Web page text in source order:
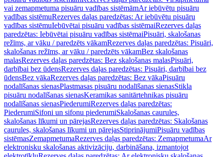
vai zemapmetuma pisuāru vadības sistēmāmAr iebūvētu pisuāru
vadības sistēmuRezerves daļas paredzētas: Ar iebūvētu pisuāru
vadības sistēmuIebūvētai pisuāru vadības sistēmaiRezerves daļas
paredzētas: Iebūvētai pisuāru vadības sistēmaiPisuāri, skalošanas
režīms, ar vāku / paredzēts vākamRezerves daļas paredzētas: Pisuāri,
skalošanas režīms, ar vāku / paredzēts vākamBez skalošanas
malasRezerves daļas paredzētas: Bez skalošanas malasPisuāri,
darbībai bez ūdensRezerves daļas paredzētas: Pisuāri, darbībai bez
ūdensBez vākaRezerves daļas paredzētas: Bez vākaPisuāru
nodalīšanas sienasPlastmasas pisuāru nodalīšanas sienasStikla
pisuāru nodalīšanas sienasKeramikas sanitārtehnikas pisuāru
nodalīšanas sienasPiederumiRezerves daļas paredzētas:
PiederumiSifoni un sifonu piederumiSkalošanas caurules,
skalošanas līkumi un pārejasRezerves daļas paredzētas: Skalošanas
caurules, skalošanas līkumi un pārejasStiprinājumiPisuāru vadības
sistēmasZemapmetumaRezerves daļas paredzētas: ZemapmetumaAr
elektronisku skalošanas aktivizāciju, darbināšana, izmantojot